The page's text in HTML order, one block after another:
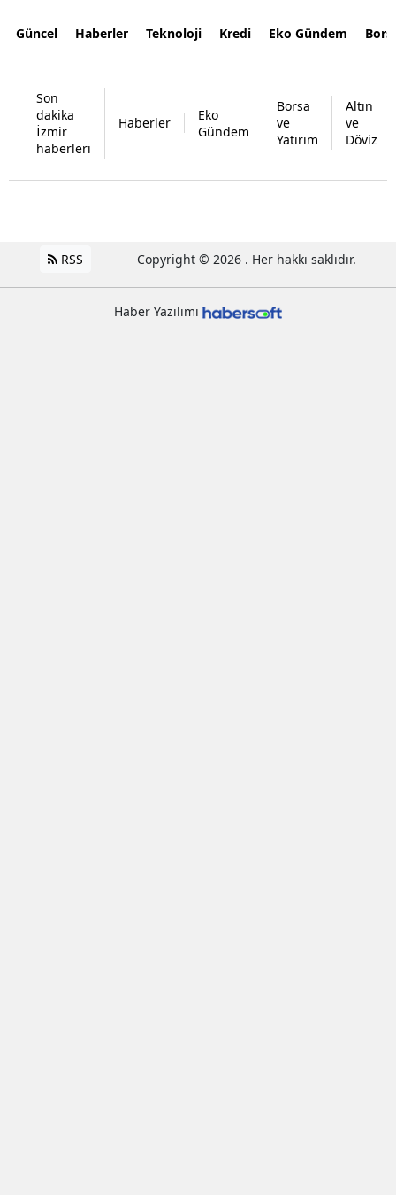
Güncel Haberler Teknoloji Kredi Eko Gündem
Son
dakika
İzmir
haberleri
Haberler
Eko
Gündem
Borsa
ve
Yatırım
Altın
ve
Döviz
RSS Copyright © 2026 . Her hakkı saklıdır.
Haber Yazılımı